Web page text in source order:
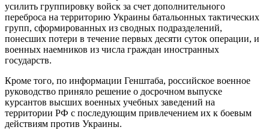
усилить группировку войск за счет дополнительного
переброса на территорию Украины батальонных тактических
групп, сформированных из сводных подразделений,
понесших потери в течение первых десяти суток операции, и
военных наемников из числа граждан иностранных
государств.
Кроме того, по информации Генштаба, российское военное
руководство приняло решение о досрочном выпуске
курсантов высших военных учебных заведений на
территории РФ с последующим привлечением их к боевым
действиям против Украины.